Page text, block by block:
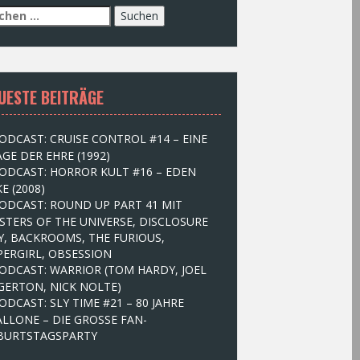
BEITRÄGE
CRUISE CONTROL #14 – EINE
DER EHRE (1992)
HORROR KULT #16 – EDEN
(2008)
ROUND UP PART 41 MIT
OF THE UNIVERSE, DISCLOSURE
BACKROOMS, THE FURIOUS,
OBSESSION
WARRIOR (TOM HARDY, JOEL
NICK NOLTE)
SLY TIME #21 – 80 JAHRE
– DIE GROSSE FAN-